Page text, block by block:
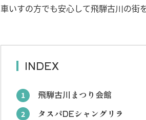
車いすの方でも安心して飛騨古川の街
INDEX
1 飛騨古川まつり会館
2 タスパDEシャングリラ